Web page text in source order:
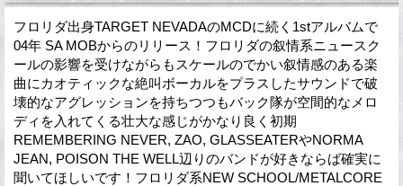
フロリダ出身TARGET NEVADAのMCDに続く1stアルバムで
04年 SA MOBからのリリース！フロリダの叙情系ニュースク
ールの影響を受けながらもスケールのでかい叙情感のある楽
曲にカオティックな絶叫ボーカルをプラスしたサウンドで破
壊的なアグレッションを持ちつつもバック隊が空間的なメロ
ディを入れてくる壮大な感じがかなり良く初期
REMEMBERING NEVER, ZAO, GLASSEATERやNORMA
JEAN, POISON THE WELL辺りのバンドが好きならば確実に
聞いてほしいです！フロリダ系NEW SCHOOL/METALCORE